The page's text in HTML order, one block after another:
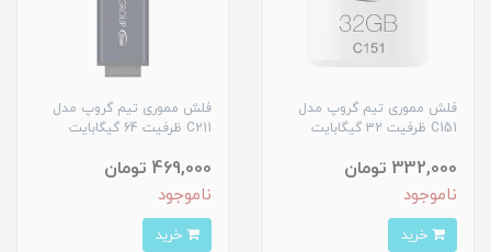
فلش مموری تیم گروپ مدل
C151 ظرفیت 32 گیگابایت
332,000 تومان
ناموجود
فلش مموری تیم گروپ مدل
C211 ظرفیت 64 گیگابایت
469,000 تومان
ناموجود